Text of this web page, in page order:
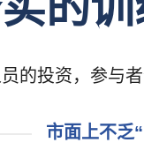
的投资，参与
市面上不乏